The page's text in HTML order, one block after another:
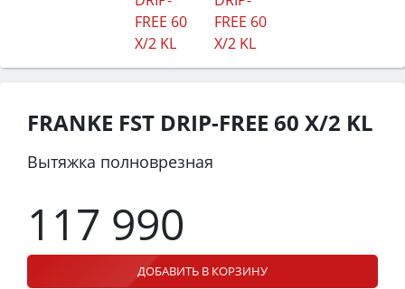
FRANKE FST DRIP-FREE 60 X/2 KL
Вытяжка полноврезная
117 990
ДОБАВИТЬ В КОРЗИНУ